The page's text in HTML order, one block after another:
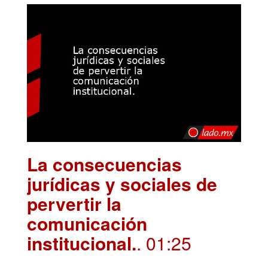
La consecuencias
jurídicas y sociales de
pervertir la
comunicación
institucional.. 01:25